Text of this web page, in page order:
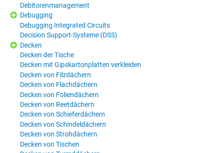
Debitorenmanagement
Debugging
Debugging Integrated Circuits
Decision Support-Systeme (DSS)
Decken
Decken der Tische
Decken mit Gipskartonplatten verkleiden
Decken von Filzdächern
Decken von Flachdächern
Decken von Foliendächern
Decken von Reetdächern
Decken von Schieferdächern
Decken von Schindeldächern
Decken von Strohdächern
Decken von Tischen